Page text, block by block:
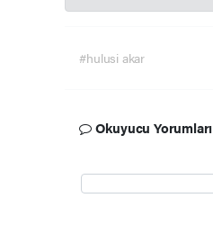
#hulusi akar
Okuyucu Yorumları